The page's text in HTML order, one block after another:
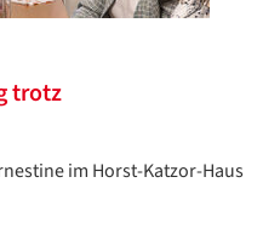
trotz
im Horst-Katzor-Haus